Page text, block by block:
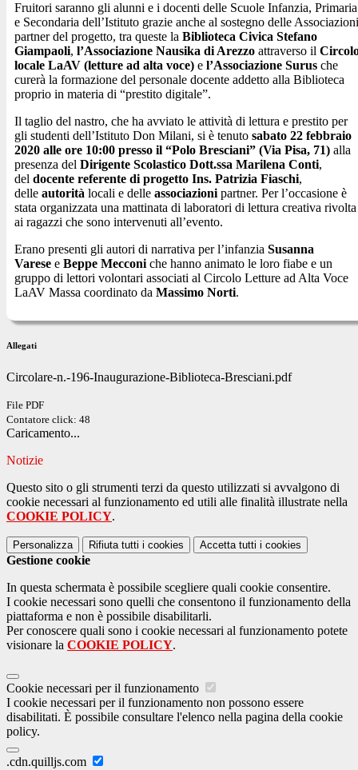
Fruitori saranno gli alunni e i docenti delle Scuole Infanzia, Primaria
e Secondaria dell’Istituto grazie anche al sostegno delle Associazioni
partner del progetto, tra queste la Biblioteca Civica Stefano
Giampaoli, l’Associazione Nausika di Arezzo attraverso il
locale LaAV (letture ad alta voce) e l’Associazione Surus che
curerà la formazione del personale docente addetto alla Biblioteca
proprio in materia di “prestito digitale”.
Il taglio del nastro, che ha avviato le attività di lettura e prestito per
gli studenti dell’Istituto Don Milani, si è tenuto sabato 22 febbraio
2020 alle ore 10:00 presso il “Polo Bresciani” (Via Pisa, 71) alla
presenza del Dirigente Scolastico Dott.ssa Marilena Conti,
del docente referente di progetto Ins. Patrizia Fiaschi,
delle autorità locali e delle associazioni partner. Per l’occasione è
stata organizzata una mattinata di laboratori di lettura creativa rivolta
ai ragazzi che sono intervenuti all’evento.
Erano presenti gli autori di narrativa per l’infanzia Susanna
Varese e Beppe Mecconi che hanno animato le loro fiabe e un
gruppo di lettori volontari associati al Circolo Letture ad Alta Voce
LaAV Massa coordinato da Massimo Norti.
Allegati
Circolare-n.-196-Inaugurazione-Biblioteca-Bresciani.pdf
File PDF
Contatore click: 48
Caricamento...
Notizie
Questo sito o gli strumenti terzi da questo utilizzati si avvalgono di
cookie necessari al funzionamento ed utili alle finalità illustrate nella
COOKIE POLICY.
Personalizza Rifiuta tutti i cookies Accetta tutti i cookies
Gestione cookie
In questa schermata è possibile scegliere quali cookie consentire.
I cookie necessari sono quelli che consentono il funzionamento della
piattaforma e non è possibile disabilitarli.
Per conoscere quali sono i cookie necessari al funzionamento potete
visionare la COOKIE POLICY.
Cookie necessari per il funzionamento
I cookie necessari per il funzionamento non possono essere
disabilitati. È possibile consultare l'elenco nella pagina della cookie
policy.
.cdn.quilljs.com